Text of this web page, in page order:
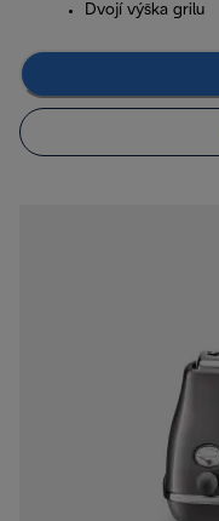
Dvojí výška grilu